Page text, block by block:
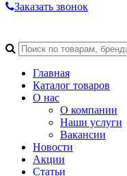
Заказать звонок
Главная
Каталог товаров
О нас
О компании
Наши услуги
Вакансии
Новости
Акции
Статьи